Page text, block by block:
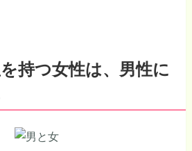
持つ女性は、男性に